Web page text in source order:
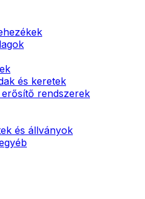
és keretek
rendszerek
és állványok